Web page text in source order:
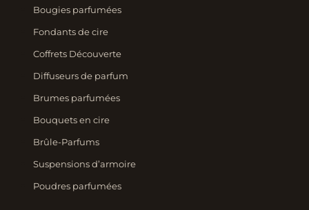
Bougies parfumées
Fondants de cire
Coffrets Découverte
Diffuseurs de parfum
Brumes parfumées
Bouquets en cire
Brûle-Parfums
Suspensions d’armoire
Poudres parfumées